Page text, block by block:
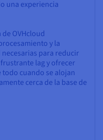
una experiencia
OVHcloud
y la
para reducir
lag y ofrecer
cuando se alojan
cerca de la base de